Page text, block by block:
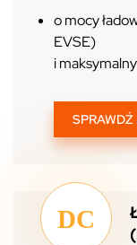
o mocy
EVSE)
i